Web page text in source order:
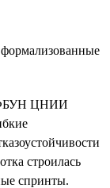
ФБУН ЦНИИ
строилась
спринты.